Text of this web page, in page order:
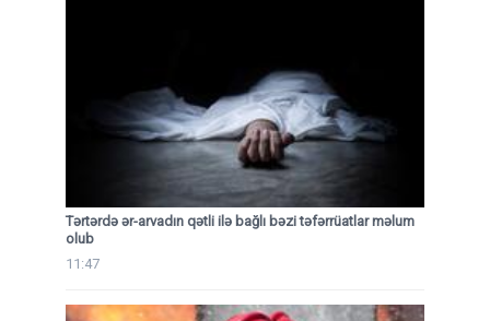
Tərtərdə ər-arvadın qətli ilə bağlı bəzi təfərrüatlar məlum
olub
11:47